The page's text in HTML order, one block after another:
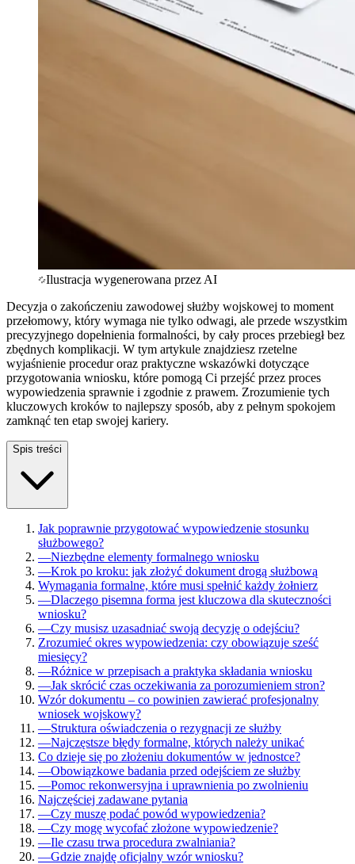
Ilustracja wygenerowana przez AI
Decyzja o zakończeniu zawodowej służby wojskowej to moment
przełomowy, który wymaga nie tylko odwagi, ale przede wszystkim
precyzyjnego dopełnienia formalności, by cały proces przebiegł bez
zbędnych komplikacji. W tym artykule znajdziesz rzetelne
wyjaśnienie procedur oraz praktyczne wskazówki dotyczące
przygotowania wniosku, które pomogą Ci przejść przez proces
wypowiedzenia sprawnie i zgodnie z prawem. Zrozumienie tych
kluczowych kroków to najlepszy sposób, aby z pełnym spokojem
zamknąć ten etap swojej kariery.
Spis treści
Jak poprawnie przygotować wypowiedzenie stosunku
służbowego?
—Niezbędne elementy formalnego wniosku
—Krok po kroku: jak złożyć dokument drogą służbową
Wymagania formalne, które musi spełnić każdy żołnierz
—Dlaczego pisemna forma jest kluczowa dla skuteczności
wniosku?
—Czy musisz uzasadniać swoją decyzję o odejściu?
Zrozumieć okres wypowiedzenia: czy obowiązuje sześć
miesięcy?
—Różnice w przepisach a praktyka składania wniosku
—Jak skrócić czas oczekiwania za porozumieniem stron?
Wzór dokumentu – co powinien zawierać profesjonalny
wniosek wojskowy?
—Struktura oświadczenia o rezygnacji ze służby
—Najczęstsze błędy formalne, których należy unikać
Co dzieje się po złożeniu dokumentów w jednostce?
—Obowiązkowe badania przed odejściem ze służby
—Pomoc rekonwersyjna i uprawnienia po zwolnieniu
Najczęściej zadawane pytania
—Czy muszę podać powód wypowiedzenia?
—Czy mogę wycofać złożone wypowiedzenie?
—Ile czasu trwa procedura zwalniania?
—Gdzie znajdę oficjalny wzór wniosku?